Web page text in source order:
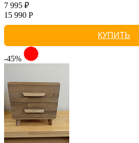
7 995 ₽
15 990 Р
КУПИТЬ
-45%